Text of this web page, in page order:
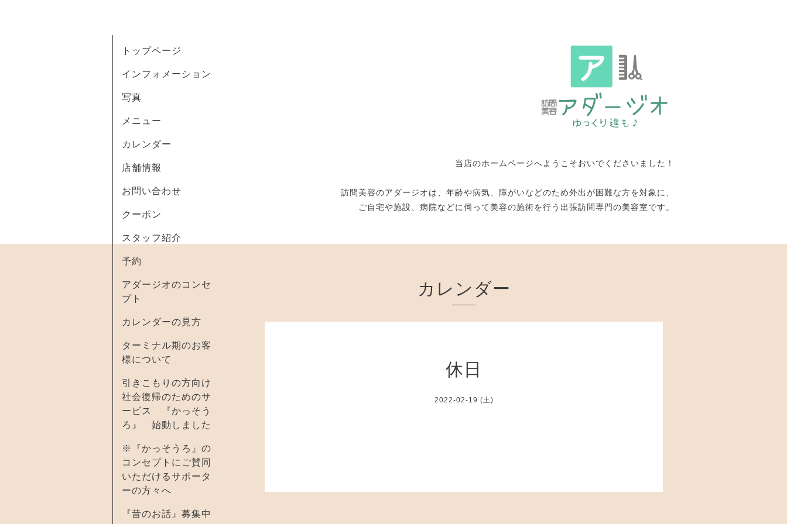
当店のホームページへようこそおいでくださいました！
訪問美容のアダージオは、年齢や病気、障がいなどのため外出が困難な方を対象に、
ご自宅や施設、病院などに伺って美容の施術を行う出張訪問専門の美容室です。
トップページ
インフォメーション
写真
メニュー
カレンダー
店舗情報
お問い合わせ
クーポン
スタッフ紹介
予約
アダージオのコンセ
プト
カレンダーの見方
ターミナル期のお客
様について
引きこもりの方向け
社会復帰のためのサ
ービス 『かっそう
ろ』 始動しました
※『かっそうろ』の
コンセプトにご賛同
いただけるサポータ
ーの方々へ
『昔のお話』募集中
カレンダー
休日
2022-02-19 (土)